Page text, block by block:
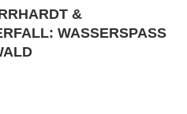
&
WASSERSPASS I